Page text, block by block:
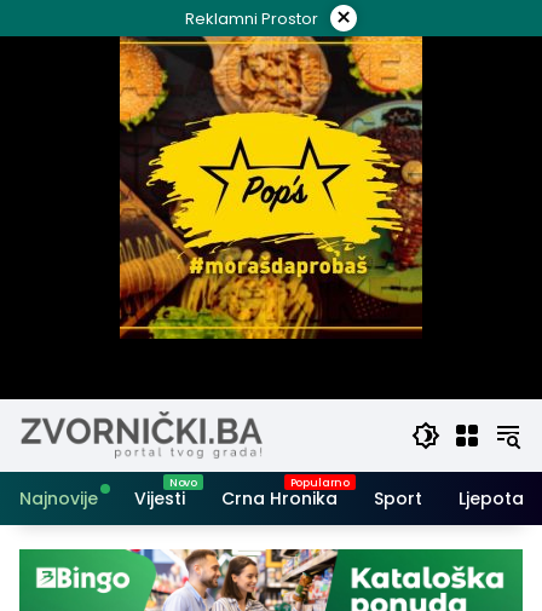
to
Reklamni Prostor ×
Najnovije Vijesti Crna Hronika Sport Ljepota i